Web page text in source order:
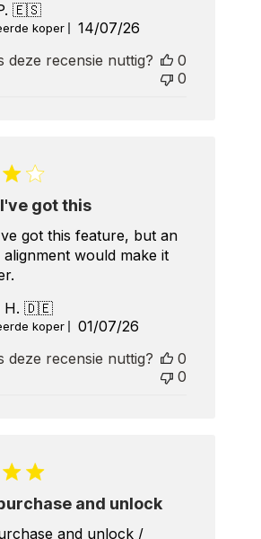
🇪🇸
koper
Published
14/07/26
deze recensie nuttig?
0
0
got this
got this feature, but an
would make it
H. 🇩🇪
koper
Published
01/07/26
deze recensie nuttig?
0
0
and unlock
and unlock /